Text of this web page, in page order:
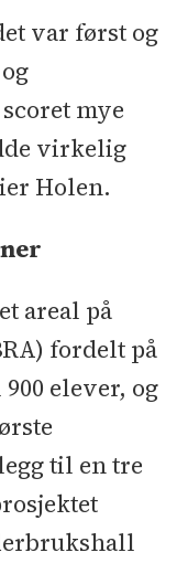
var først og
mye
virkelig
Holen.
areal på
fordelt på
elever, og
til en tre